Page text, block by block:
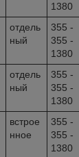
1380
отдель
ный
355 -
355 -
1380
отдель
ный
355 -
355 -
1380
встрое
нное
355 -
355 -
1380